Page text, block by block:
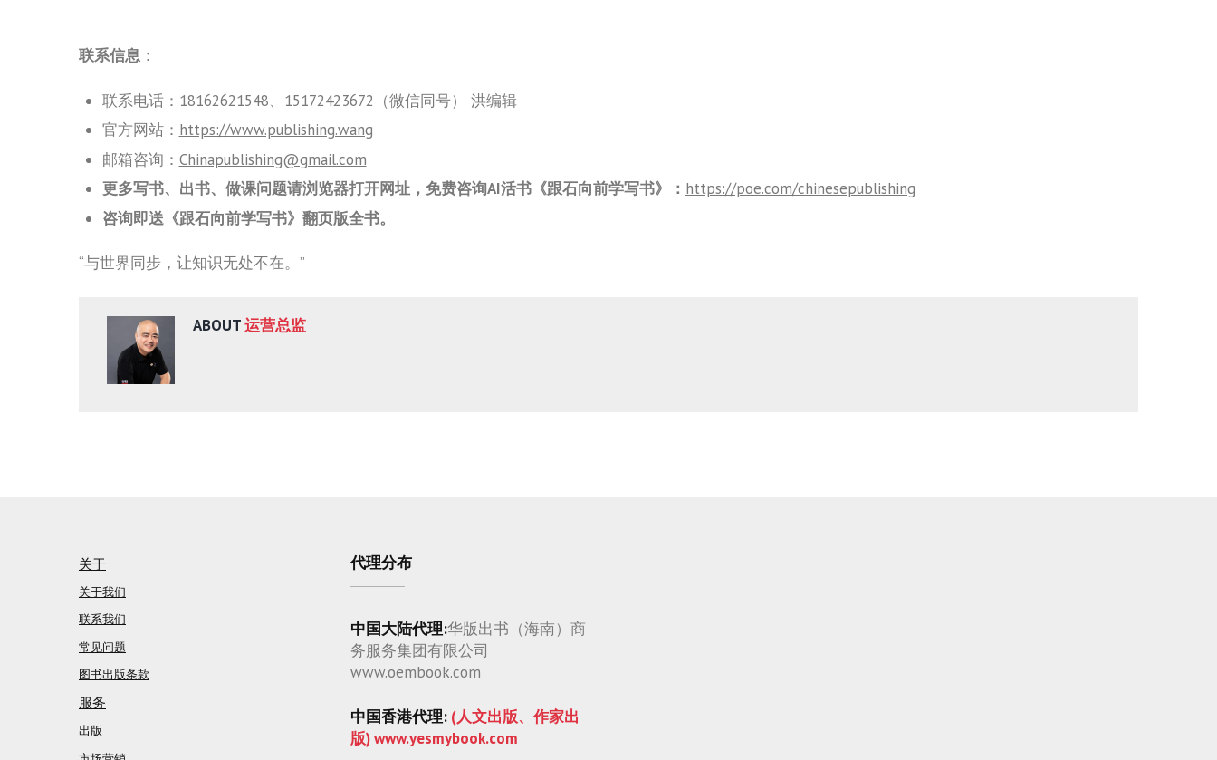
联系信息 ：
联系电话：18162621548、15172423672（微信同号） 洪编辑
官方网站： https://www.publishing.wang
邮箱咨询： Chinapublishing@gmail.com
更多写书、出书、做课问题请浏览器打开网址，免费咨询AI活书《跟石向前学写书》： https://poe.com/chinesepublishing
咨询即送《跟石向前学写书》翻页版全书。
“与世界同步，让知识无处不在。”
ABOUT运营总监
关于
关于我们
联系我们
常见问题
图书出版条款
服务
出版
代理分布
中国大陆代理:华版出书（海南）商
务服务集团有限公司
www.oembook.com
中国香港代理: (人文出版、作家出
版) www.yesmybook.com